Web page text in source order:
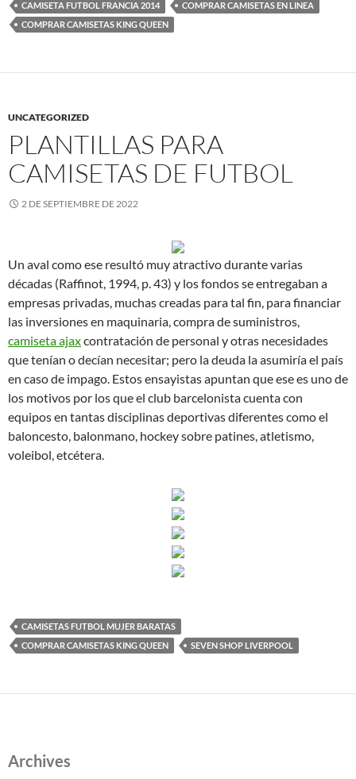
CAMISETA FUTBOL FRANCIA 2014
COMPRAR CAMISETAS EN LINEA
COMPRAR CAMISETAS KING QUEEN
UNCATEGORIZED
PLANTILLAS PARA
CAMISETAS DE FUTBOL
2 DE SEPTIEMBRE DE 2022
Un aval como ese resultó muy atractivo durante varias
décadas (Raffinot, 1994, p. 43) y los fondos se entregaban a
empresas privadas, muchas creadas para tal fin, para financiar
las inversiones en maquinaria, compra de suministros,
camiseta ajaxcontratación de personal y otras necesidades
que tenían o decían necesitar; pero la deuda la asumiría el país
en caso de impago. Estos ensayistas apuntan que ese es uno de
los motivos por los que el club barcelonista cuenta con
equipos en tantas disciplinas deportivas diferentes como el
baloncesto, balonmano, hockey sobre patines, atletismo,
voleibol, etcétera.
CAMISETAS FUTBOL MUJER BARATAS
COMPRAR CAMISETAS KING QUEEN
SEVEN SHOP LIVERPOOL
Archives